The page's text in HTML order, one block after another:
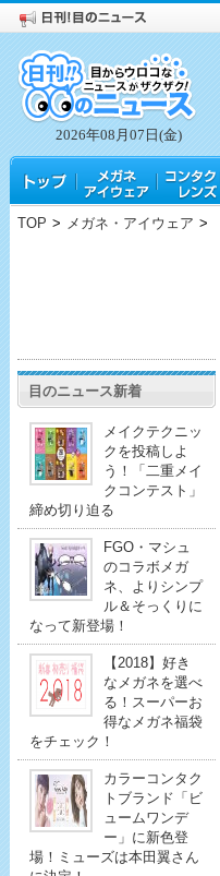
2026年08月07日(金)
TOP > メガネ・アイウェア >
目のニュース新着
メイクテクニッ
クを投稿しよ
う！「二重メイ
クコンテスト」
締め切り迫る
FGO・マシュ
のコラボメガ
ネ、よりシンプ
ル＆そっくりに
なって新登場！
【2018】好き
なメガネを選べ
る！スーパーお
得なメガネ福袋
をチェック！
カラーコンタク
トブランド「ビ
ュームワンデ
ー」に新色登
場！ミューズは本田翼さん